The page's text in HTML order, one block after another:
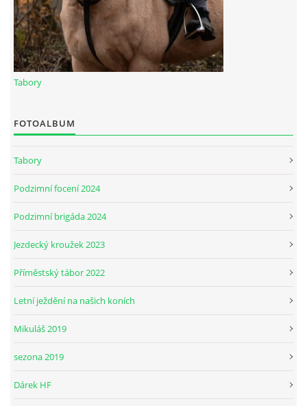
NABÍZÍME BRIGÁDU U NÁS VE STÁJI. PRO BLIŽŠÍ INFO
VOLEJTE 604265192
DĚKUJEME ZA PODPORU ČESKÉ UNIÍ SPORTU
PÁTEČNÍ KROUŽEK " ŠKOLA JEZDECTVÍ " BUDE ZAHÁJEN
ČLENOVÉ JK CABALLERO Z RYCHVALDU
PODZIMNÍ BRIGÁDA 4.10.2025
Tabory
FOTOALBUM
Tabory
Podzimní focení 2024
Podzimní brigáda 2024
Jezdecký kroužek 2023
Příměstský tábor 2022
Letní ježdění na našich koních
Mikuláš 2019
sezona 2019
Dárek HF